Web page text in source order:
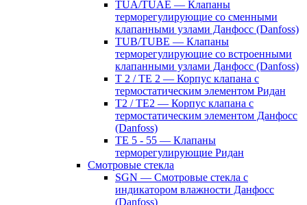
TUA/TUAE — Клапаны
терморегулирующие со сменными
клапанными узлами Данфосс (Danfoss)
TUB/TUBE — Клапаны
терморегулирующие со встроенными
клапанными узлами Данфосс (Danfoss)
T 2 / TE 2 — Корпус клапана с
термостатическим элементом Ридан
T2 / TE2 — Корпус клапана с
термостатическим элементом Данфосс
(Danfoss)
TE 5 - 55 — Клапаны
терморегулирующие Ридан
Смотровые стекла
SGN — Смотровые стекла с
индикатором влажности Данфосс
(Danfoss)